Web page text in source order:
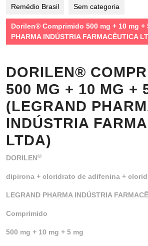
Remédio Brasil Sem categoria
Dorilen® Comprimido 500 mg + 10 mg +
PHARMA INDÚSTRIA FARMACÊUTICA
DORILEN®
500 MG + 10 MG +
(LEGRAND
INDÚSTRIA
LTDA)
DORILEN®
dipirona + cloridrato de adifenina +
LEGRAND PHARMA INDÚSTRIA
Comprimido
500 mg + 10 mg + 5 mg